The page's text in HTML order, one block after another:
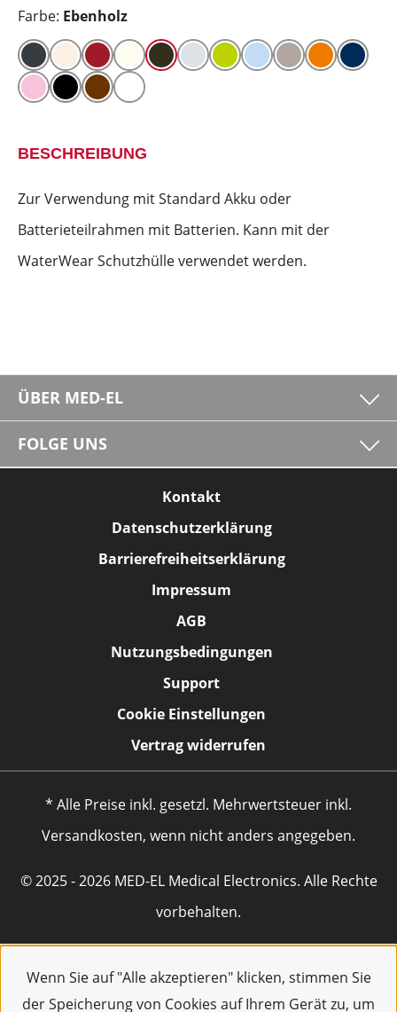
Wenn Sie auf "Alle akzeptieren" klicken, stimmen Sie
der Speicherung von Cookies auf Ihrem Gerät zu, um
Farbe: Ebenholz
BESCHREIBUNG
Zur Verwendung mit Standard Akku oder
Batterieteilrahmen mit Batterien. Kann mit der
WaterWear Schutzhülle verwendet werden.
ÜBER MED-EL
FOLGE UNS
Kontakt
Datenschutzerklärung
Barrierefreiheitserklärung
Impressum
AGB
Nutzungsbedingungen
Support
Cookie Einstellungen
Vertrag widerrufen
* Alle Preise inkl. gesetzl. Mehrwertsteuer inkl.
Versandkosten, wenn nicht anders angegeben.
© 2025 - 2026 MED-EL Medical Electronics. Alle Rechte
vorbehalten.